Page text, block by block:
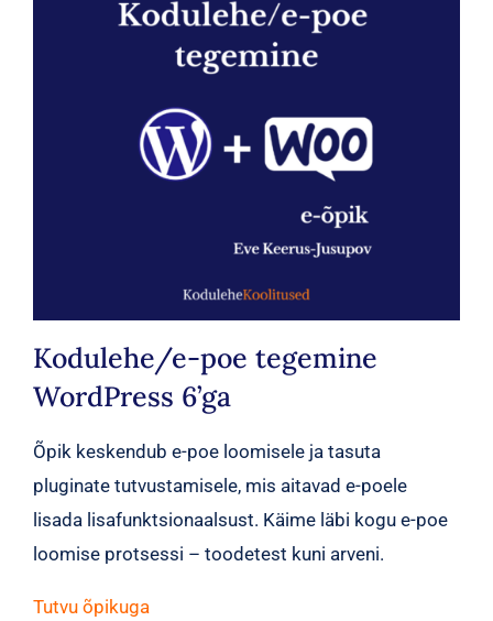
Kodulehe/e-poe tegemine
WordPress 6’ga
Õpik keskendub e-poe loomisele ja tasuta
pluginate tutvustamisele, mis aitavad e-poele
lisada lisafunktsionaalsust. Käime läbi kogu e-poe
loomise protsessi – toodetest kuni arveni.
Tutvu õpikuga